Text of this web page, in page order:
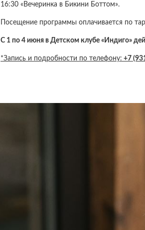
16:30 «Вечеринка в Бикини Боттом».
Посещение программы оплачивается по
С 1 по 4 июня в Детском клубе «Индиго»
*Запись и подробности по телефону: +7